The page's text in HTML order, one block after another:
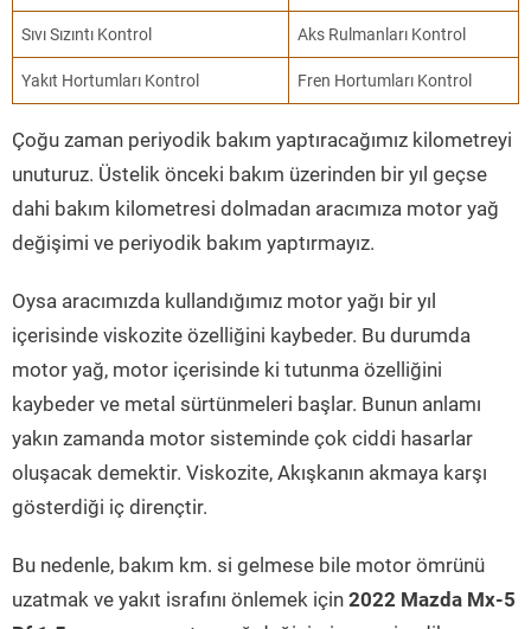
Sıvı Sızıntı Kontrol Aks Rulmanları Kontrol
Yakıt Hortumları Kontrol Fren Hortumları Kontrol
Çoğu zaman periyodik bakım yaptıracağımız kilometreyi
unuturuz. Üstelik önceki bakım üzerinden bir yıl geçse
dahi bakım kilometresi dolmadan aracımıza motor yağ
değişimi ve periyodik bakım yaptırmayız.
Oysa aracımızda kullandığımız motor yağı bir yıl
içerisinde viskozite özelliğini kaybeder. Bu durumda
motor yağ, motor içerisinde ki tutunma özelliğini
kaybeder ve metal sürtünmeleri başlar. Bunun anlamı
yakın zamanda motor sisteminde çok ciddi hasarlar
oluşacak demektir. Viskozite, Akışkanın akmaya karşı
gösterdiği iç dirençtir.
Bu nedenle, bakım km. si gelmese bile motor ömrünü
uzatmak ve yakıt israfını önlemek için 2022 Mazda Mx-5